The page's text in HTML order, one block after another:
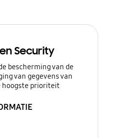
Security
bescherming van de
van gegevens van
hoogste prioriteit